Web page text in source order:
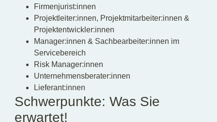
Firmenjurist:innen
Projektleiter:innen, Projektmitarbeiter:innen &
Projektentwickler:innen
Manager:innen & Sachbearbeiter:innen im
Servicebereich
Risk Manager:innen
Unternehmensberater:innen
Lieferant:innen
Schwerpunkte: Was Sie
erwartet!